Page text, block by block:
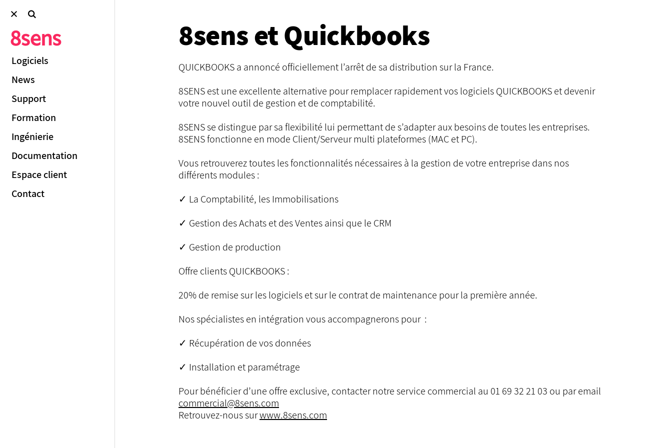
Logiciels
News
Support
Formation
Ingénierie
Documentation
Espace client
Contact
8sens et Quickbooks
QUICKBOOKS a annoncé officiellement l’arrêt de sa distribution sur la France.
8SENS est une excellente alternative pour remplacer rapidement vos logiciels QUICKBOOKS et devenir
votre nouvel outil de gestion et de comptabilité.
8SENS se distingue par sa flexibilité lui permettant de s’adapter aux besoins de toutes les entreprises.
8SENS fonctionne en mode Client/Serveur multi plateformes (MAC et PC).
Vous retrouverez toutes les fonctionnalités nécessaires à la gestion de votre entreprise dans nos
différents modules :
✓ La Comptabilité, les Immobilisations
✓ Gestion des Achats et des Ventes ainsi que le CRM
✓ Gestion de production
Offre clients QUICKBOOKS :
20% de remise sur les logiciels et sur le contrat de maintenance pour la première année.
Nos spécialistes en intégration vous accompagnerons pour :
✓ Récupération de vos données
✓ Installation et paramétrage
Pour bénéficier d’une offre exclusive, contacter notre service commercial au 01 69 32 21 03 ou par email
commercial@8sens.com
Retrouvez-nous surwww.8sens.com